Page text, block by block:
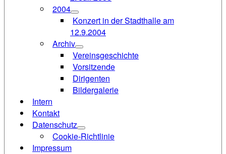
2004
Konzert in der Stadthalle am
12.9.2004
Archiv
Vereinsgeschichte
Vorsitzende
Dirigenten
Bildergalerie
Intern
Kontakt
Datenschutz
Cookie-Richtlinie
Impressum